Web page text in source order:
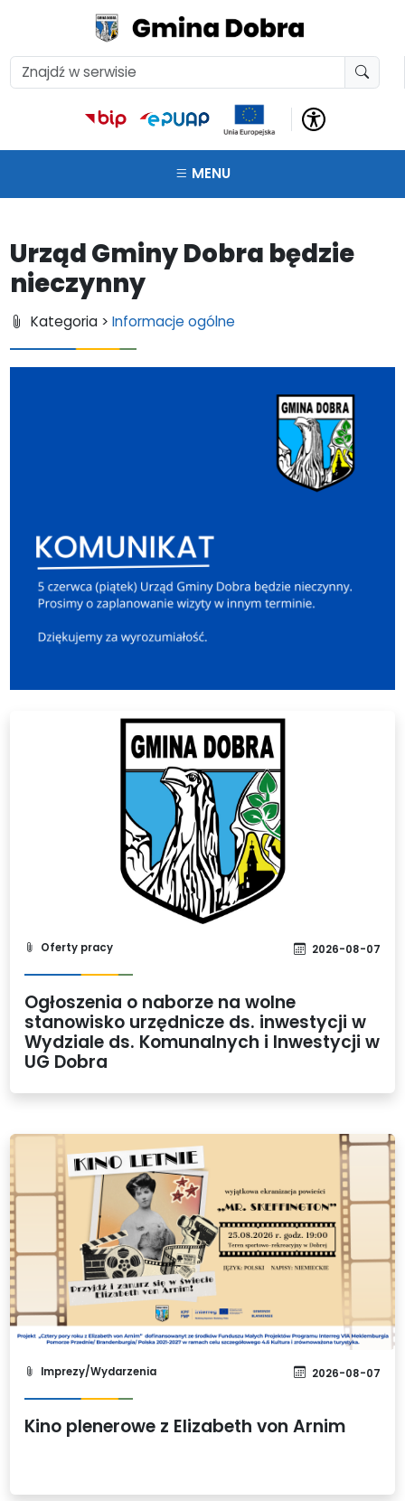
MENU
Urząd Gminy Dobra będzie
nieczynny
Kategoria >Informacje ogólne
Oferty pracy 2026-08-07
Ogłoszenia o naborze na wolne
stanowisko urzędnicze ds. inwestycji w
Wydziale ds. Komunalnych i Inwestycji w
UG Dobra
Imprezy/Wydarzenia 2026-08-07
Kino plenerowe z Elizabeth von Arnim